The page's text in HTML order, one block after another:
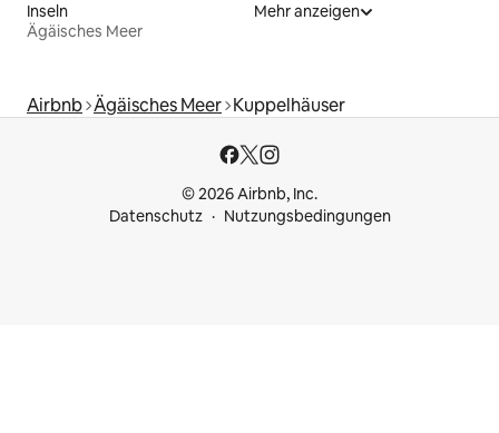
Inseln
Ägäisches Meer
Mehr anzeigen
Airbnb Ägäisches Meer Kuppelhäuser
© 2026 Airbnb, Inc.
Datenschutz
Nutzungsbedingungen